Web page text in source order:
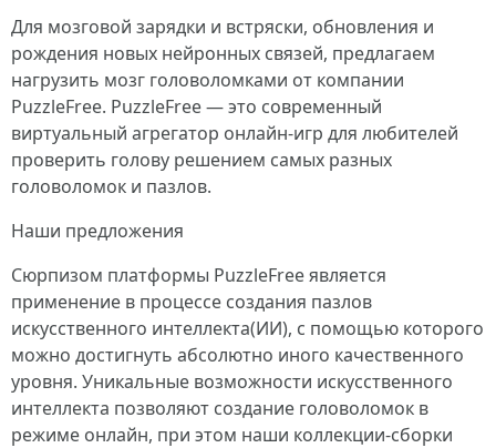
Для мозговой зарядки и встряски, обновления и
рождения новых нейронных связей, предлагаем
нагрузить мозг головоломками от компании
PuzzleFree. PuzzleFree — это современный
виртуальный агрегатор онлайн-игр для любителей
проверить голову решением самых разных
головоломок и пазлов.
Наши предложения
Сюрпизом платформы PuzzleFree является
применение в процессе создания пазлов
искусственного интеллекта(ИИ), с помощью которого
можно достигнуть абсолютно иного качественного
уровня. Уникальные возможности искусственного
интеллекта позволяют создание головоломок в
режиме онлайн, при этом наши коллекции-сборки